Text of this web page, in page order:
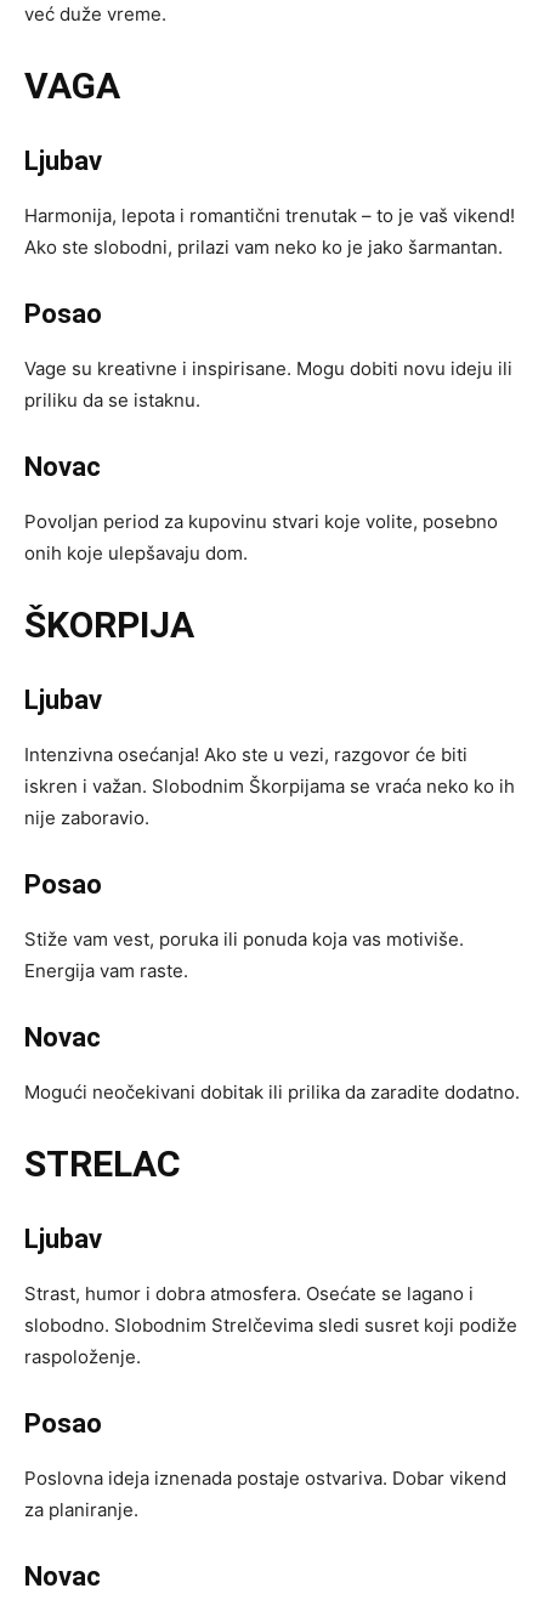
već duže vreme.
VAGA
Ljubav
Harmonija, lepota i romantični trenutak – to je vaš vikend!
Ako ste slobodni, prilazi vam neko ko je jako šarmantan.
Posao
Vage su kreativne i inspirisane. Mogu dobiti novu ideju ili
priliku da se istaknu.
Novac
Povoljan period za kupovinu stvari koje volite, posebno
onih koje ulepšavaju dom.
ŠKORPIJA
Ljubav
Intenzivna osećanja! Ako ste u vezi, razgovor će biti
iskren i važan. Slobodnim Škorpijama se vraća neko ko ih
nije zaboravio.
Posao
Stiže vam vest, poruka ili ponuda koja vas motiviše.
Energija vam raste.
Novac
Mogući neočekivani dobitak ili prilika da zaradite dodatno.
STRELAC
Ljubav
Strast, humor i dobra atmosfera. Osećate se lagano i
slobodno. Slobodnim Strelčevima sledi susret koji podiže
raspoloženje.
Posao
Poslovna ideja iznenada postaje ostvariva. Dobar vikend
za planiranje.
Novac